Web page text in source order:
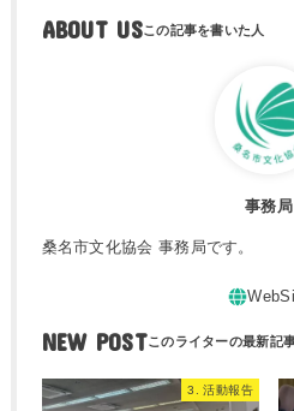
ABOUT US
事務局
桑名市文化協会 事務局です。
NEW POST
3. 活動報告